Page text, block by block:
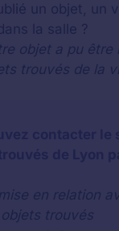
un objet, un
la salle ?
objet a pu être
trouvés de la